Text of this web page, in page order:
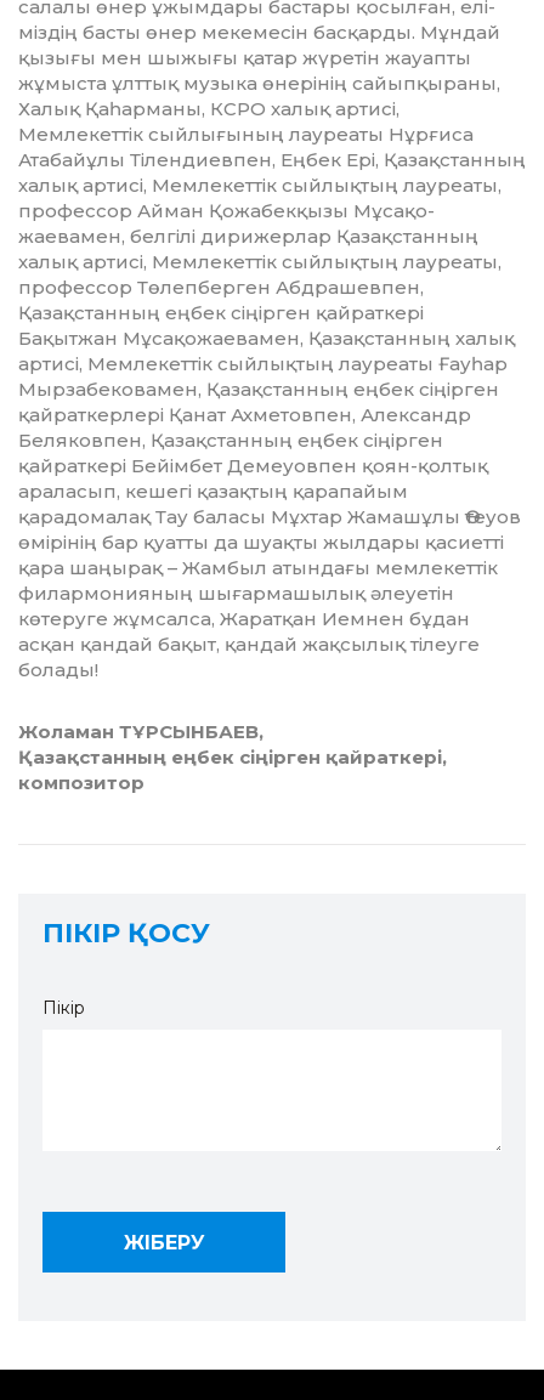
салалы өнер ұжымдары бастары қосылған, елі­
міздің басты өнер мекемесін басқар­ды. Мұндай
қызығы мен шыжығы қатар жүретін жауапты
жұмыста ұлттық музыка өнерінің сайыпқыраны,
Халық Қаһарманы, КСРО халық артисі,
Мемлекеттік сыйлығының лауреаты Нұрғиса
Атабайұлы Тілендиевпен, Ең­бек Ері, Қазақстанның
халық артисі, Мемлекеттік сыйлықтың лауреаты,
про­фессор Айман Қожабекқызы Мұса­қо­­
жаевамен, белгілі дирижерлар Қазақ­с­тан­ның
халық артисі, Мемлекеттік сыйлық­тың лауреаты,
профессор Төлеп­берген Абдрашевпен,
Қазақстан­ның еңбек сіңірген қайраткері
Бақытжан Мұсақожаевамен, Қазақстанның халық
артисі, Мемлекеттік сыйлықтың лауреаты Ғауһар
Мырзабековамен, Қазақстанның еңбек сіңірген
қайрат­керлері Қанат Ахметовпен, Александр
Беляковпен, Қазақстанның еңбек сіңір­ген
қайраткері Бейімбет Демеуов­пен ­қоян-қолтық
араласып, кешегі қазақтың қарапайым
қарадомалақ Тау баласы Мұхтар Жамашұлы Өтеуов
өмірінің бар қуатты да шуақты жылдары қасиетті
қара шаңырақ – Жамбыл атындағы мем­ле­кет­тік
филармонияның шығар­ма­шылық әлеуетін
көтеруге жұмсалса, Жаратқан Иемнен бұдан
асқан қандай бақыт, қандай жақсылық тілеуге
болады!
Жоламан ТҰРСЫНБАЕВ,
Қазақстанның еңбек сіңірген қайраткері,
композитор
ПІКІР ҚОСУ
Пікір